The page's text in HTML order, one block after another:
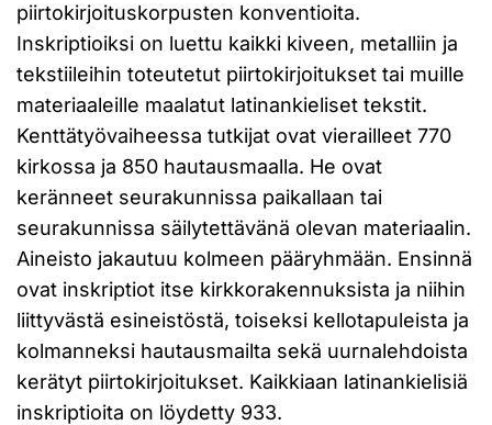
piirtokirjoituskorpusten konventioita.
Inskriptioiksi on luettu kaikki kiveen, metalliin ja
tekstiileihin toteutetut piirtokirjoitukset tai muille
materiaaleille maalatut latinankieliset tekstit.
Kenttätyövaiheessa tutkijat ovat vierailleet 770
kirkossa ja 850 hautausmaalla. He ovat
keränneet seurakunnissa paikallaan tai
seurakunnissa säilytettävänä olevan materiaalin.
Aineisto jakautuu kolmeen pääryhmään. Ensinnä
ovat inskriptiot itse kirkkorakennuksista ja niihin
liittyvästä esineistöstä, toiseksi kellotapuleista ja
kolmanneksi hautausmailta sekä uurnalehdoista
kerätyt piirtokirjoitukset. Kaikkiaan latinankielisiä
inskriptioita on löydetty 933.